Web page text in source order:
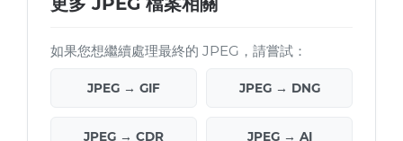
如果您想繼續處理最終的 JPEG，請嘗試：
JPEG → GIF JPEG → DNG
JPEG → CDR JPEG → AI